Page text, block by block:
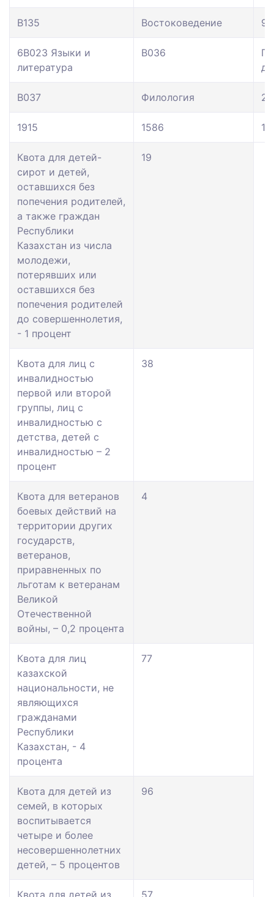
В135 Востоковедение 95
6В023 Языки и
литература
В036
В037 Филология
1915 1586
Квота для детей-
сирот и детей,
оставшихся без
попечения родителей,
а также граждан
Республики
Казахстан из числа
молодежи,
потерявших или
оставшихся без
попечения родителей
до совершеннолетия,
- 1 процент
19
Квота для лиц с
инвалидностью
первой или второй
группы, лиц с
инвалидностью с
детства, детей с
инвалидностью – 2
процент
38
Квота для ветеранов
боевых действий на
территории других
государств,
ветеранов,
приравненных по
льготам к ветеранам
Великой
Отечественной
войны, – 0,2 процента
4
Квота для лиц
казахской
национальности, не
являющихся
гражданами
Республики
Казахстан, - 4
процента
77
Квота для детей из
семей, в которых
воспитывается
четыре и более
несовершеннолетних
детей, – 5 процентов
96